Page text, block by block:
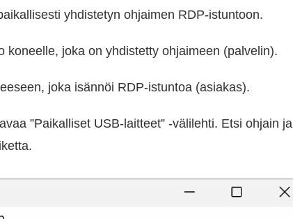
yhdistetyn ohjaimen RDP-istuntoon.
koneelle, joka on yhdistetty ohjaimeen (palvelin).
joka isännöi RDP-istuntoa (asiakas).
”Paikalliset USB-laitteet” -välilehti. Etsi ohjain ja